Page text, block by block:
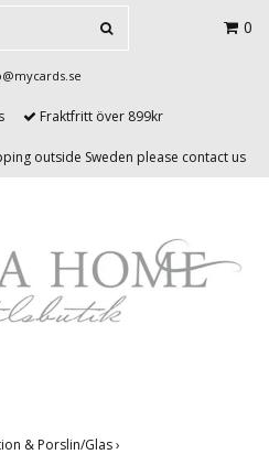
0
Fraktfritt över 899kr
outside Sweden please contact us
& Porslin/Glas›